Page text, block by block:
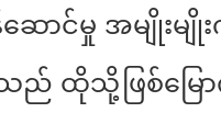
ောင်မှု အမျိုးမျို
ည် ထိုသို့ဖြစ်မြေ